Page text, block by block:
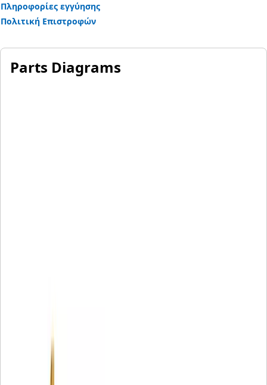
Πληροφορίες εγγύησης
Πολιτική Επιστροφών
Parts Diagrams